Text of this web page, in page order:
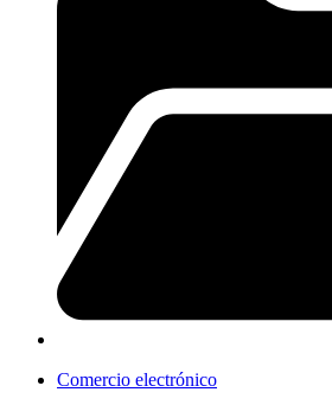
Comercio electrónico